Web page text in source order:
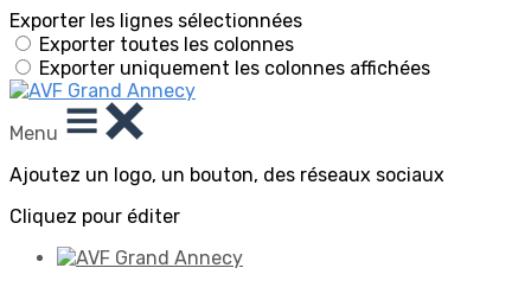
Exporter les lignes sélectionnées
Exporter toutes les colonnes
Exporter uniquement les colonnes affichées
Menu
Ajoutez un logo, un bouton, des réseaux sociaux
Cliquez pour éditer